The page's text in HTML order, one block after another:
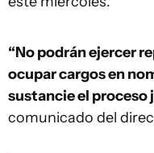
“No podrán ejercer
ocupar cargos en
sustancie el proceso
comunicado del